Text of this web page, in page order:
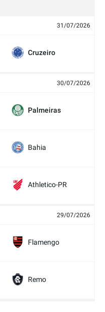
31/07/2026
Cruzeiro
30/07/2026
Palmeiras
Bahia
Athletico-PR
29/07/2026
Flamengo
Remo